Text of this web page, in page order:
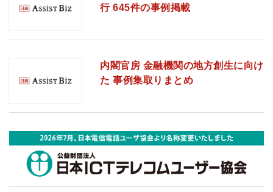
行 645件の事例掲載
内閣官房 金融機関の地方創生に向け
た 事例集取りまとめ